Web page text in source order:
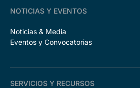
NOTICIAS Y EVENTOS
Noticias & Media
Eventos y Convocatorias
SERVICIOS Y RECURSOS